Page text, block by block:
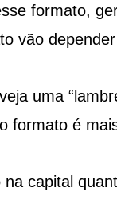
formato,
vão depender
uma
formato é
capital